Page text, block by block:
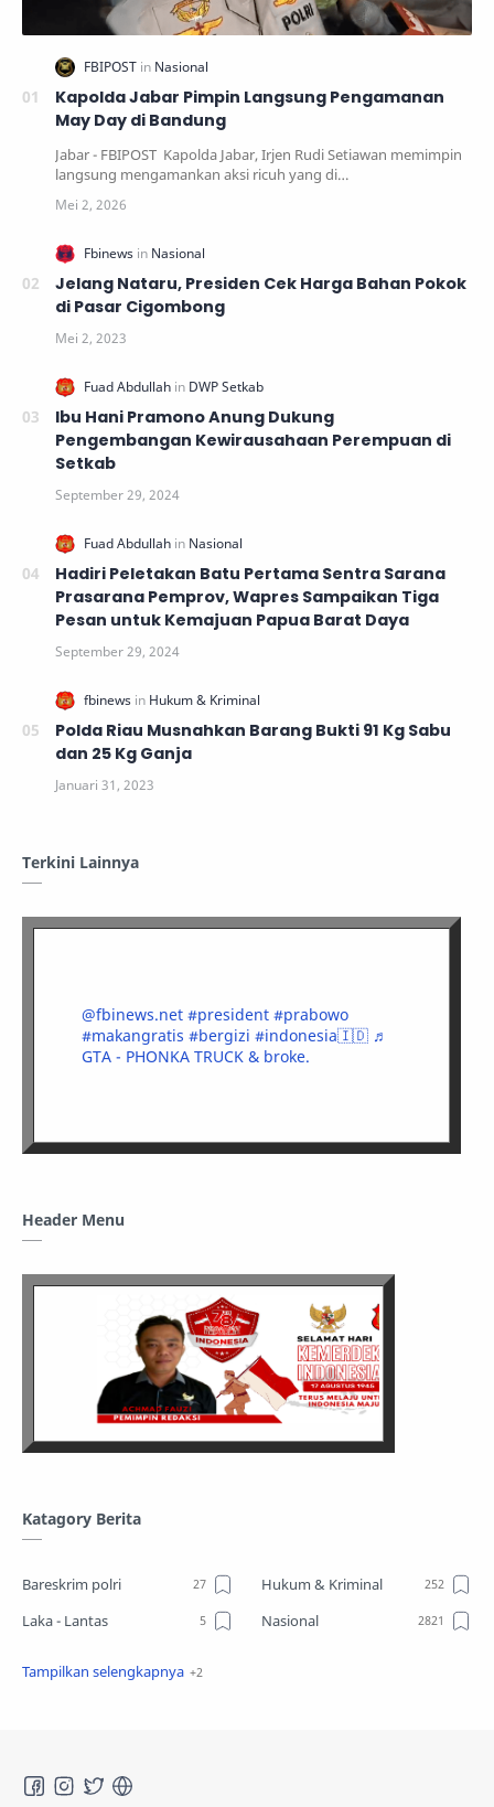
Kapolda Jabar Pimpin Langsung Pengamanan
May Day di Bandung
Jabar - FBIPOST Kapolda Jabar, Irjen Rudi Setiawan memimpin
langsung mengamankan aksi ricuh yang di…
Jelang Nataru, Presiden Cek Harga Bahan Pokok
di Pasar Cigombong
Ibu Hani Pramono Anung Dukung
Pengembangan Kewirausahaan Perempuan di
Setkab
Hadiri Peletakan Batu Pertama Sentra Sarana
Prasarana Pemprov, Wapres Sampaikan Tiga
Pesan untuk Kemajuan Papua Barat Daya
Polda Riau Musnahkan Barang Bukti 91 Kg Sabu
dan 25 Kg Ganja
Terkini Lainnya
@fbinews.net #president #prabowo
#makangratis #bergizi #indonesia🇮🇩 ♬
GTA - PHONKA TRUCK & broke.
Header Menu
Katagory Berita
Bareskrim polri
Hukum & Kriminal
Laka - Lantas
Nasional